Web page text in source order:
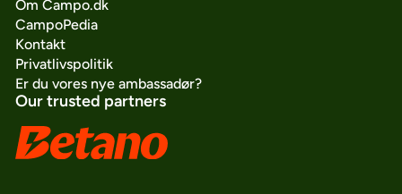
Om Campo.dk
CampoPedia
Kontakt
Privatlivspolitik
Er du vores nye ambassadør?
Our trusted partners